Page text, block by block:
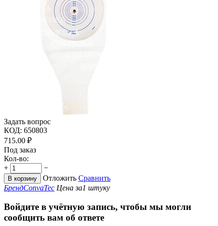
Задать вопрос
КОД: 650803
715.00 ₽
Под заказ
Кол-во:
+
−
В корзину Отложить Сравнить
БрендConvaTec Цена за1 штуку
Войдите в учётную запись, чтобы мы могли
сообщить вам об ответе